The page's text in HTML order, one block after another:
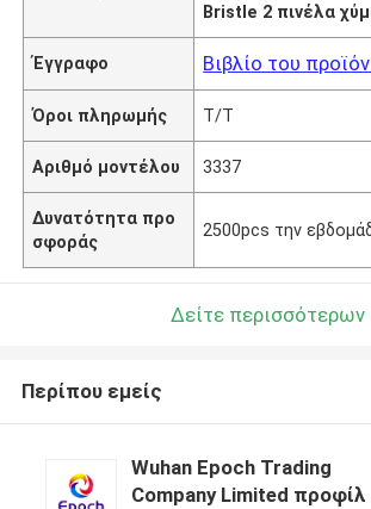
Bristle 2 πινέλα
Έγγραφο Βιβλίο του
Όροι πληρωμής T/T
Αριθμό μοντέλου 3337
Δυνατότητα προ
σφοράς
2500pcs την
Δείτε περισσότερων
Περίπου εμείς
Wuhan Epoch Trading
Company Limited προφίλ